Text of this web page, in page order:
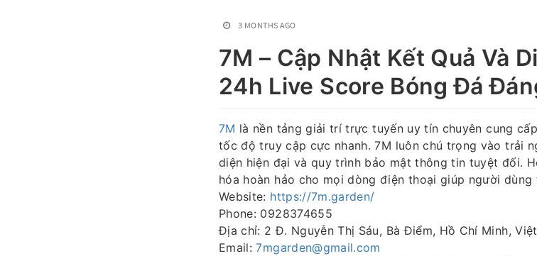
3 MONTHS AGO
7M – Cập Nhật Kết Quả Và
24h Live Score Bóng Đá
7M là nền tảng giải trí trực tuyến uy tín chuyên cung
tốc độ truy cập cực nhanh. 7M luôn chú trọng vào trải
diện hiện đại và quy trình bảo mật thông tin tuyệt đối.
hóa hoàn hảo cho mọi dòng điện thoại giúp người
Website: https://7m.garden/
Phone: 0928374655
Địa chỉ: 2 Đ. Nguyễn Thị Sáu, Bà Điểm, Hồ Chí Minh,
Email:7mgarden@gmail.com